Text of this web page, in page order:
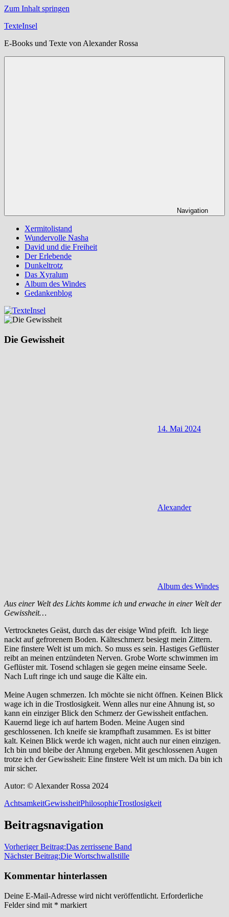
Zum Inhalt springen
TexteInsel
E-Books und Texte von Alexander Rossa
Navigation
Xermitolistand
Wundervolle Nasha
David und die Freiheit
Der Erlebende
Dunkeltrotz
Das Xyralum
Album des Windes
Gedankenblog
Die Gewissheit
14. Mai 2024
Alexander
Album des Windes
Aus einer Welt des Lichts komme ich und erwache in einer Welt der
Gewissheit…
Vertrocknetes Geäst, durch das der eisige Wind pfeift. Ich liege
nackt auf gefrorenem Boden. Kälteschmerz besiegt mein Zittern.
Eine finstere Welt ist um mich. So muss es sein. Hastiges Geflüster
reibt an meinen entzündeten Nerven. Grobe Worte schwimmen im
Geflüster mit. Tosend schlagen sie gegen meine einsame Seele.
Nach Luft ringe ich und sauge die Kälte ein.
Meine Augen schmerzen. Ich möchte sie nicht öffnen. Keinen Blick
wage ich in die Trostlosigkeit. Wenn alles nur eine Ahnung ist, so
kann ein einziger Blick den Schmerz der Gewissheit entfachen.
Kauernd liege ich auf hartem Boden. Meine Augen sind
geschlossenen. Ich kneife sie krampfhaft zusammen. Es ist bitter
kalt. Keinen Blick werde ich wagen, nicht auch nur einen einzigen.
Ich bin und bleibe der Ahnung ergeben. Mit geschlossenen Augen
trotze ich der Gewissheit: Eine finstere Welt ist um mich. Da bin ich
mir sicher.
Autor: © Alexander Rossa 2024
AchtsamkeitGewissheitPhilosophieTrostlosigkeit
Beitragsnavigation
Vorheriger Beitrag:Das zerrissene Band
Nächster Beitrag:Die Wortschwallstille
Kommentar hinterlassen
Deine E-Mail-Adresse wird nicht veröffentlicht. Erforderliche
Felder sind mit * markiert